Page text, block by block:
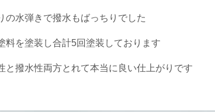
の水弾きで撥水もばっちりでした
料を塗装し合計5回塗装しております
と撥水性両方とれて本当に良い仕上がりです